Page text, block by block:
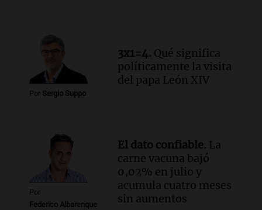
de León XIV a Argentina y reflexiona
sobre su impacto espiritual
Panorama Federal
Episodios
Audio.El ministro de Economía de Santa
Panorama Federal
Episodios
Por Sergio Suppo
3x1=4. Qué significa
políticamente la visita
del papa León XIV
Por
Federico Albarenque
El dato confiable. La
carne vacuna bajó
0,02% en julio y
acumula cuatro meses
sin aumentos